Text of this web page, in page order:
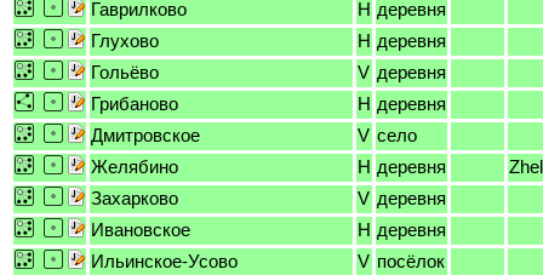
Гаврилково
H деревня
Глухово
H деревня
Гольёво
V деревня
Грибаново
H деревня
Дмитровское
V село
Желябино
H деревня
Захарково
V деревня
Ивановское
H деревня
Ильинское-Усово
V посёлок